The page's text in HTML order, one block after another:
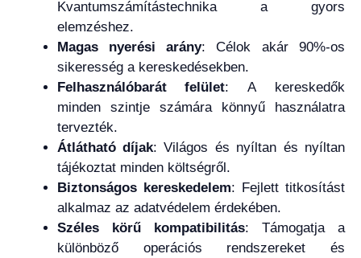
Kvantumszámítástechnika a gyors
elemzéshez.
Magas nyerési arány: Célok akár 90%-os
sikeresség a kereskedésekben.
Felhasználóbarát felület: A kereskedők
minden szintje számára könnyű használatra
tervezték.
Átlátható díjak: Világos és nyíltan és nyíltan
tájékoztat minden költségről.
Biztonságos kereskedelem: Fejlett titkosítást
alkalmaz az adatvédelem érdekében.
Széles körű kompatibilitás: Támogatja a
különböző operációs rendszereket és